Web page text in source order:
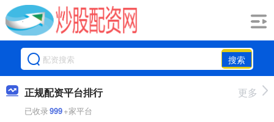
搜索
正规配资平台排行
已收录999+家平台
更多